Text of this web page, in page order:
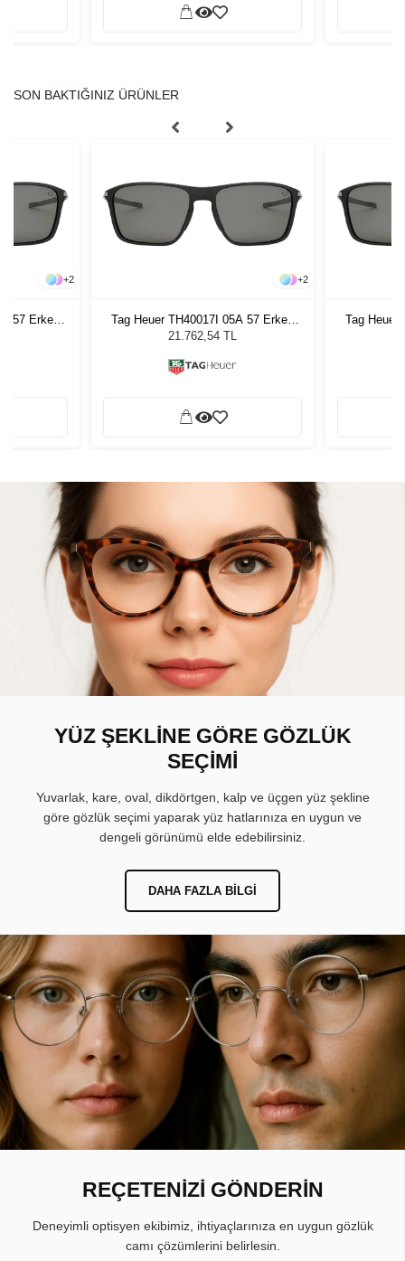
SON BAKTIĞINIZ ÜRÜNLER
+2
57 Erkek
+2
Tag Heuer TH40017I 05A 57 Erkek
Güneş Gözlüğü
21.762,54 TL
Tag Heuer
YÜZ ŞEKLİNE GÖRE GÖZLÜK
SEÇİMİ
Yuvarlak, kare, oval, dikdörtgen, kalp ve üçgen yüz şekline
göre gözlük seçimi yaparak yüz hatlarınıza en uygun ve
dengeli görünümü elde edebilirsiniz.
DAHA FAZLA BILGI
REÇETENİZİ GÖNDERİN
Deneyimli optisyen ekibimiz, ihtiyaçlarınıza en uygun gözlük
camı çözümlerini belirlesin.